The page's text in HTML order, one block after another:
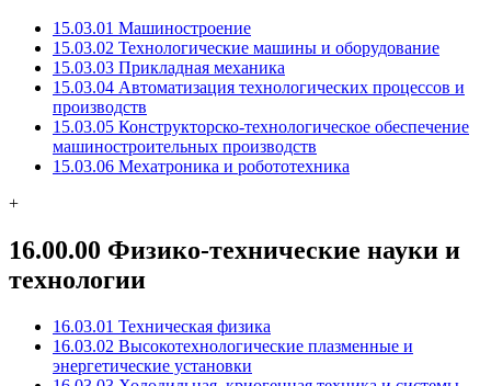
15.03.01 Машиностроение
15.03.02 Технологические машины и оборудование
15.03.03 Прикладная механика
15.03.04 Автоматизация технологических процессов и
производств
15.03.05 Конструкторско-технологическое обеспечение
машиностроительных производств
15.03.06 Мехатроника и робототехника
+
16.00.00 Физико-технические науки и
технологии
16.03.01 Техническая физика
16.03.02 Высокотехнологические плазменные и
энергетические установки